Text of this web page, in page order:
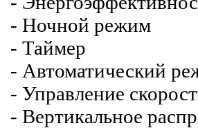
- Ночной режим
- Таймер
- Автоматический
- Управление
- Вертикальное